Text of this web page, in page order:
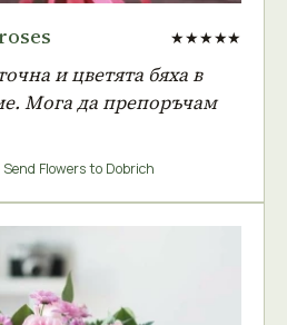
★★★★★
и цветята бяха в
Мога да препоръчам
Send Flowers to Dobrich